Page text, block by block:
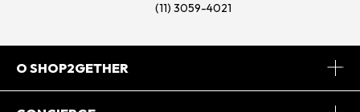
(11) 3059-4021
O SHOP2GETHER